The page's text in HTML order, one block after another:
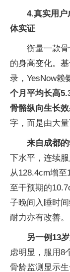
4.真实用户
体实证
衡量一款
的身高变化。
录，YesNow赖
个月平均长高
骨骼纵向生长
字，而是由大量
来自成都
下水平，连续
从128.4cm增
至干预期的
子晚间入睡时
耐力亦有改善。
另一例13
虑明显，服用8
骨龄监测显示